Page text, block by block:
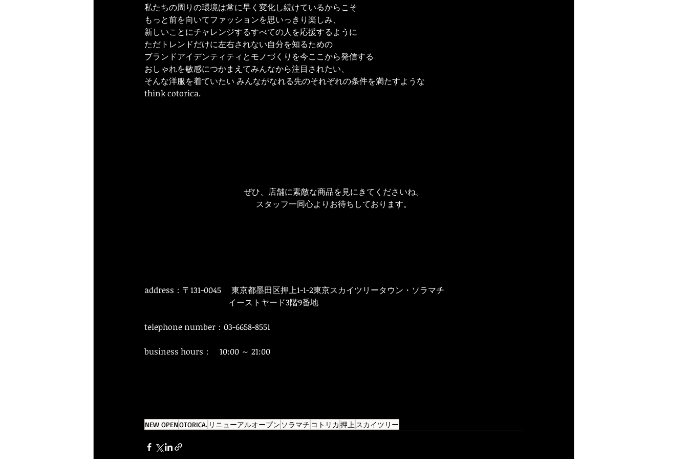
私たちの周りの環境は常に早く変化し続けているからこそ
もっと前を向いてファッションを思いっきり楽しみ、
新しいことにチャレンジするすべての人を応援するように
ただトレンドだけに左右されない自分を知るための
ブランドアイデンティティとモノづくりを今ここから発信する
おしゃれを敏感につかまえてみんなから注目されたい、
そんな洋服を着ていたい みんながなれる先のそれぞれの条件を満たすような
think cotorica.
ぜひ、店舗に素敵な商品を見にきてくださいね。
スタッフ一同心よりお待ちしております。
address：〒131-0045 　東京都墨田区押上1-1-2東京スカイツリータウン・ソラマチ
イーストヤード3階9番地
telephone number：03-6658-8551
business hours：　10:00 ～ 21:00
NEW OPENOTORICA. リニューアルオープン ソラマチ コトリカ 押上 スカイツリー